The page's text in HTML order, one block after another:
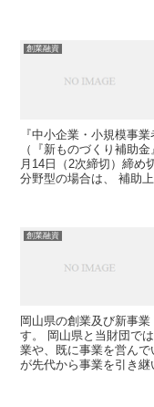
創業融資
『中小企業・小規模事
（『新ものづくり補助
月14日（2次締切）締め
分野型の場合は、 補助上
創業融資
岡山県の創業及び新事
す。 岡山県と当財団で
業や、既に事業を営ん
が先代から事業を引き